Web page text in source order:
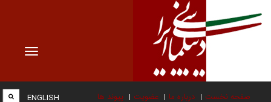
Toggle
صفحه نخست درباره ما عضویت پیوند ها ENGLISH